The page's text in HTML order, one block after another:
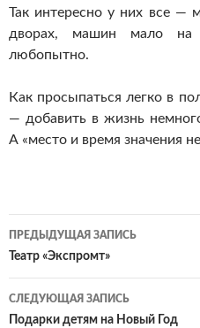
Так интересно у них все —
дворах, машин мало на
любопытно.
Как просыпаться легко в
— добавить в жизнь
А «место и время значения
Навигация
по
записям
ПРЕДЫДУЩАЯ ЗАПИСЬ
Театр «Экспромт»
СЛЕДУЮЩАЯ ЗАПИСЬ
Подарки детям на Новый Год